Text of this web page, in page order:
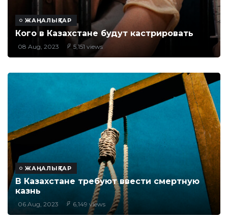
ЖАҢАЛЫҚТАР
Кого в Казахстане будут кастрировать
08 Aug, 2023 5,151 views
ЖАҢАЛЫҚТАР
В Казахстане требуют ввести смертную
казнь
06 Aug, 2023 6,149 views